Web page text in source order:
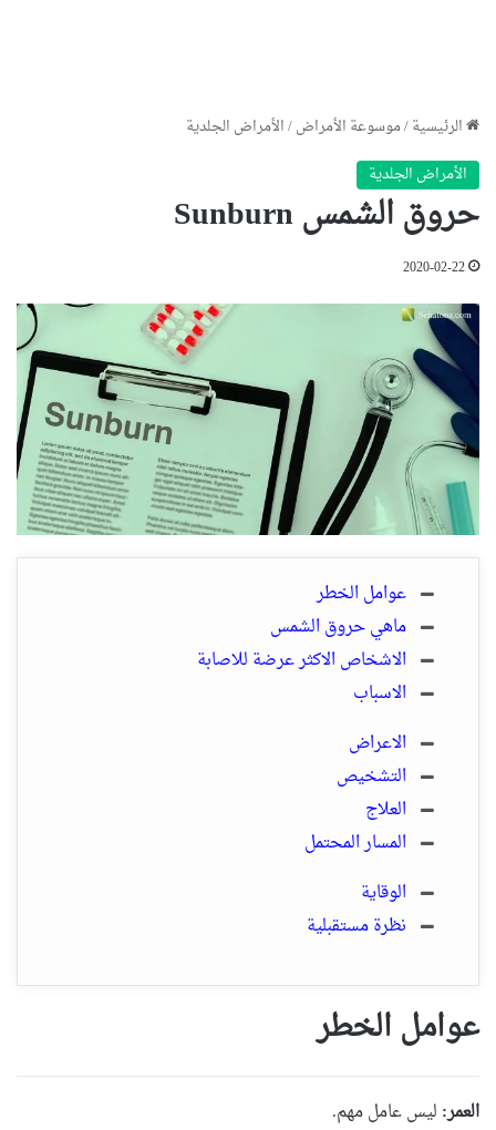
الرئيسية/موسوعة الأمراض/الأمراض الجلدية
الأمراض الجلدية
حروق الشمس Sunburn
2020-02-22
عوامل الخطر
ماهي حروق الشمس
الاشخاص الاكثر عرضة للاصابة
الاسباب
الاعراض
التشخيص
العلاج
المسار المحتمل
الوقاية
نظرة مستقبلية
عوامل الخطر
العمر: ليس عامل مهم.